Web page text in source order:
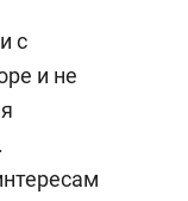
с
и не